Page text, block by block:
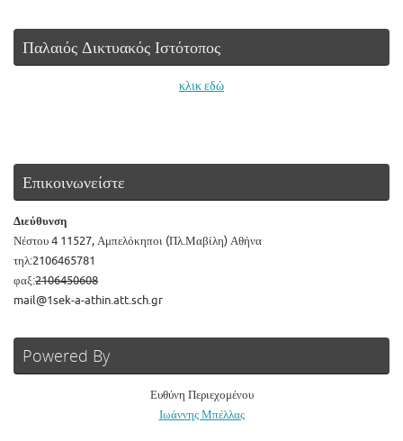
Παλαιός Δικτυακός Ιστότοπος
κλικ εδώ
Επικοινωνείστε
Διεύθυνση
Νέστου 4 11527, Αμπελόκηποι (Πλ.Μαβίλη) Αθήνα
τηλ:2106465781
φαξ:2106450608
mail@1sek-a-athin.att.sch.gr
Powered By
Ευθύνη Περιεχομένου
Ιωάννης Μπέλλας